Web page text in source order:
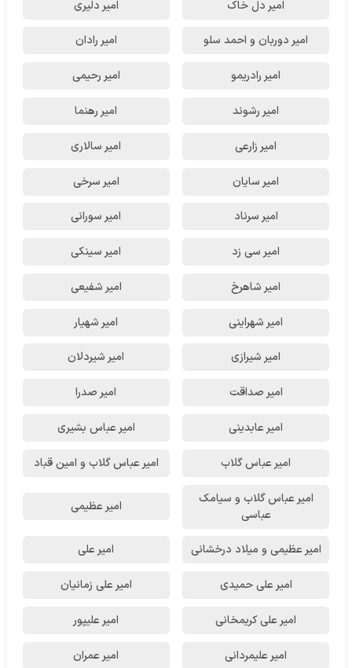
امیر دل خاک امیر دلیری
امیر دوربان و احمد سلو امیر رادان
امیر رادریمو امیر رحیمی
امیر رشوند امیر رهنما
امیر زارعی امیر سالاری
امیر سایان امیر سرخی
امیر سرناد امیر سورانی
امیر سی زد امیر سینکی
امیر شاهرخ امیر شفیعی
امیر شهراینی امیر شهیار
امیر شیرازی امیر شیردلان
امیر صداقت امیر صدرا
امیر عابدینی امیر عباس بشیری
امیر عباس گلاب امیر عباس گلاب و امین قباد
امیر عباس گلاب و سیامک
عباسی
امیر عظیمی
امیر عظیمی و میلاد درخشانی امیر علی
امیر علی حمیدی امیر علی زمانیان
امیر علی کریمخانی امیر علیپور
امیر علیمردانی امیر عمران